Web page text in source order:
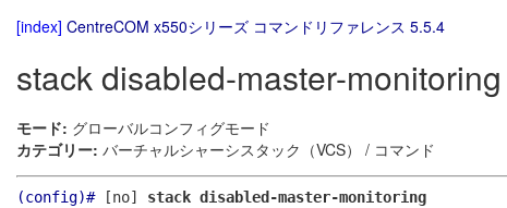
[index] CentreCOM x550シリーズ コマンドリファレンス 5.5.4
stack disabled-master-monitoring
モード: グローバルコンフィグモード
カテゴリー: バーチャルシャーシスタック（VCS） / コマンド
(config)#[no] stack disabled-master-monitoring